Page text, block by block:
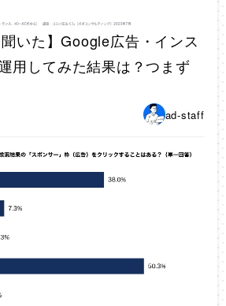
いた】Google広告・インス
用してみた結果は？つまず
ad-staff